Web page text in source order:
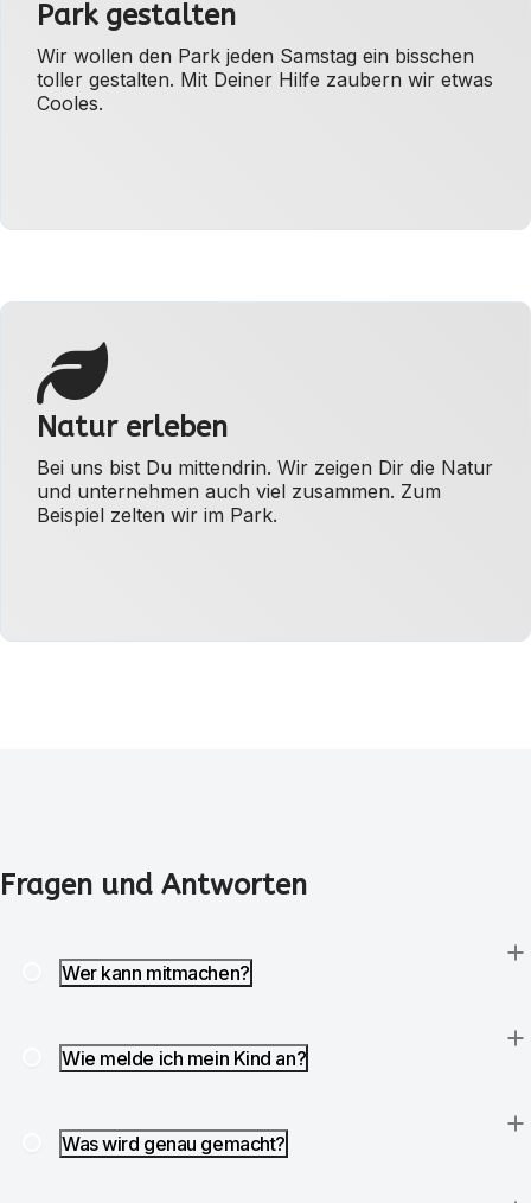
Park gestalten
Wir wollen den Park jeden Samstag ein bisschen
toller gestalten. Mit Deiner Hilfe zaubern wir etwas
Cooles.
Natur erleben
Bei uns bist Du mittendrin. Wir zeigen Dir die Natur
und unternehmen auch viel zusammen. Zum
Beispiel zelten wir im Park.
Fragen und Antworten
Wer kann mitmachen?
Wie melde ich mein Kind an?
Was wird genau gemacht?